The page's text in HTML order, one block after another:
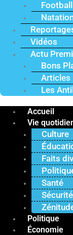
Football
Vidéos
Actu
Bons
Articles
Les
Accueil
Vie
Culture
Faits
Santé
Sécurité
Politique
Économie